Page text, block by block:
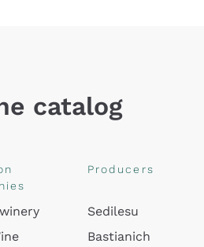
catalog
Producers
Sedilesu
Bastianich